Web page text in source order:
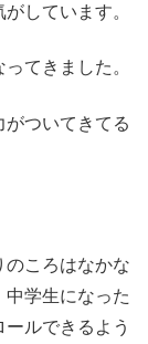
しています。
てきました。
ついてきてる
のころはなかな
学生になった
ルできるよう